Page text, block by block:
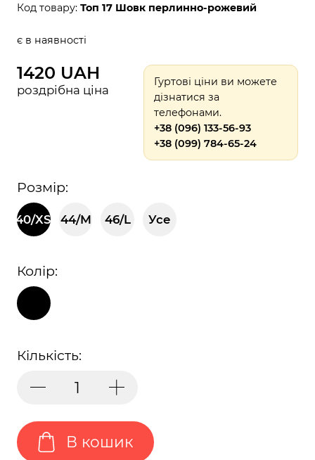
Код товару: Топ 17 Шовк перлинно-рожевий
є в наявності
1420 UAH
роздрібна ціна
Гуртові ціни ви можете
дізнатися за
телефонами.
+38 (096) 133-56-93
+38 (099) 784-65-24
Розмір:
40/XS 44/M 46/L Усе
Колір:
Кількість:
В кошик